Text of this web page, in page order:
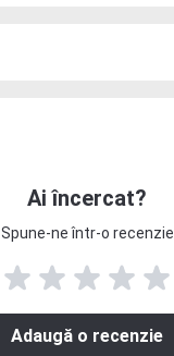
Ai încercat?
Spune-ne într-o recenzie
Adaugă o recenzie